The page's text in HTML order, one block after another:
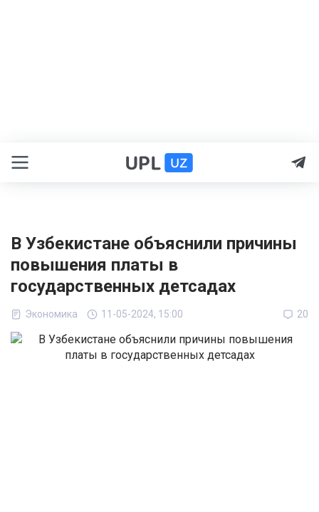
В Узбекистане объяснили причины
повышения платы в
государственных детсадах
Экономика 11-05-2024, 15:00 20